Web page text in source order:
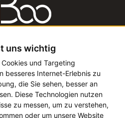
uns wichtig
und Targeting
besseres Internet-Erlebnis zu
die Sie sehen, besser an
Diese Technologien nutzen
zu messen, um zu verstehen,
oder um unsere Website
für alle Künstler- und